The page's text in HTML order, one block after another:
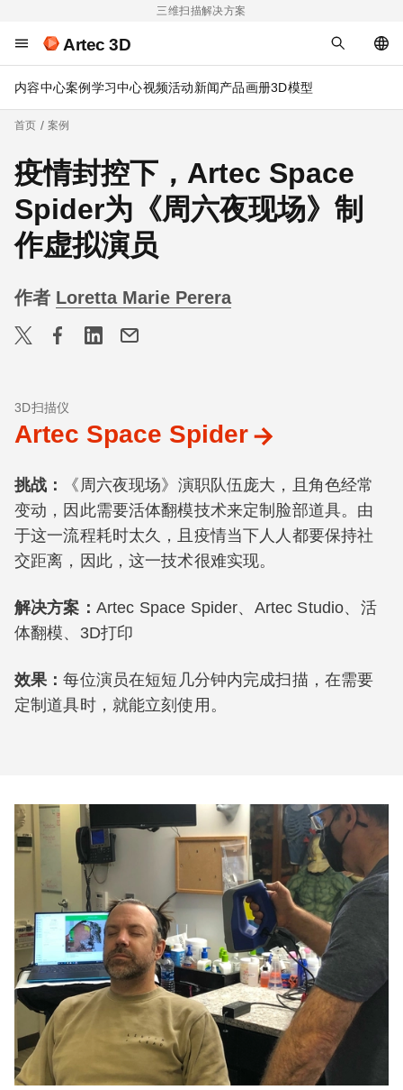
三维扫描解决方案
Artec 3D
内容中心案例 学习中心视频活动新闻产品画册3D模型
首页 案例
疫情封控下，Artec Space
Spider为《周六夜现场》制
作虚拟演员
作者 Loretta Marie Perera
3D扫描仪
Artec Space Spider
挑战：
《周六夜现场》演职队伍庞大，且角色经常
变动，因此需要活体翻模技术来定制脸部道具。由
于这一流程耗时太久，且疫情当下人人都要保持社
交距离，因此，这一技术很难实现。
解决方案： Artec Space Spider、Artec Studio、活
体翻模、3D打印
效果：每位演员在短短几分钟内完成扫描，在需要
定制道具时，就能立刻使用。